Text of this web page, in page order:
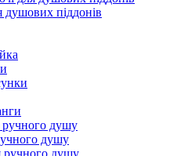
піддонів
душу
душу
ручного душу